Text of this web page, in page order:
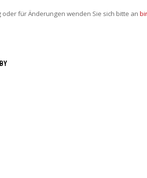
für Änderungen wenden Sie sich bitte an